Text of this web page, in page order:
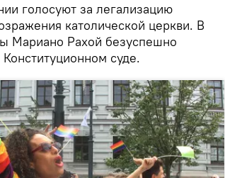
голосуют за легализацию
католической церкви. В
Мариано Рахой безуспешно
суде.